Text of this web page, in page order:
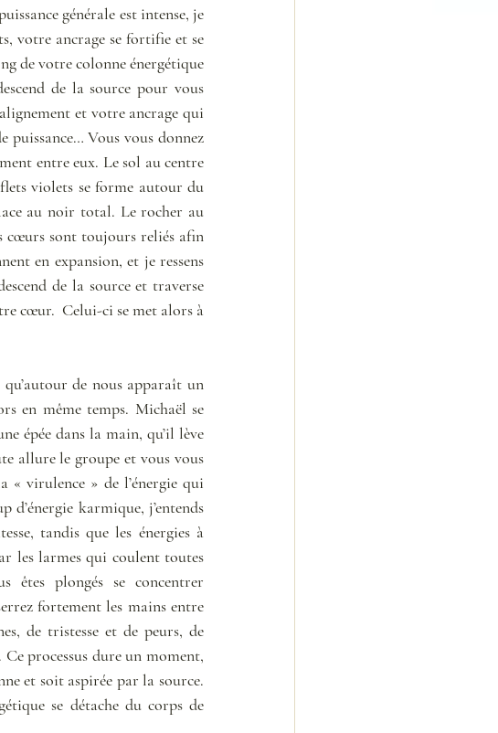
générale est intense, je
votre ancrage se fortifie et se
de votre colonne énergétique
de la source pour vous
et votre ancrage qui
puissance… Vous vous donnez
entre eux. Le sol au centre
violets se forme autour du
au noir total. Le rocher au
cœurs sont toujours reliés afin
en expansion, et je ressens
de la source et traverse
cœur.  Celui-ci se met alors à
qu’autour de nous apparaît un
en même temps. Michaël se
épée dans la main, qu’il lève
allure le groupe et vous vous
« virulence » de l’énergie qui
d’énergie karmique, j’entends
tandis que les énergies à
les larmes qui coulent toutes
êtes plongés se concentrer
fortement les mains entre
de tristesse et de peurs, de
processus dure un moment,
et soit aspirée par la source.
se détache du corps de